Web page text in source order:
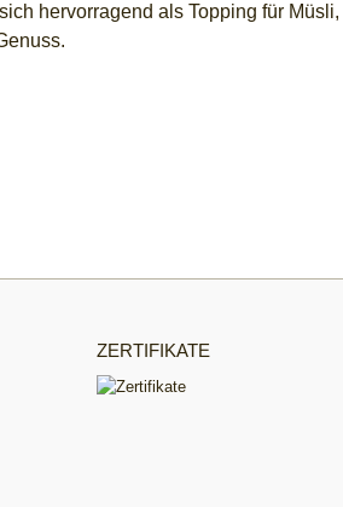
hervorragend als Topping für
ZERTIFIKATE